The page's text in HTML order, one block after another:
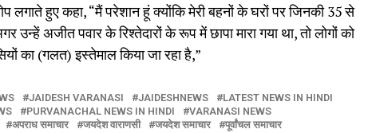
हुए कहा, “मैं परेशान हूं क्योंकि मेरी बहनों के घरों पर जिनकी 35 से
उन्हें अजीत पवार के रिश्तेदारों के रूप में छापा मारा गया था, तो लोगों को
का (गलत) इस्तेमाल किया जा रहा है,”
JAIDESH VARANASI JAIDESHNEWS
LATEST NEWS IN HINDI
PURVANACHAL NEWS IN HINDI
VARANASI NEWS
अपराध समाचार
जयदेश वाराणसी जयदेश समाचार पूर्वांचल समाचार